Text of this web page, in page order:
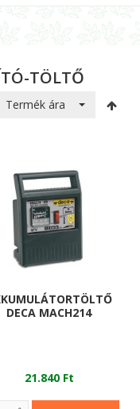
TÖLTŐ
Termék ára
DECA MACH214
21.840 Ft